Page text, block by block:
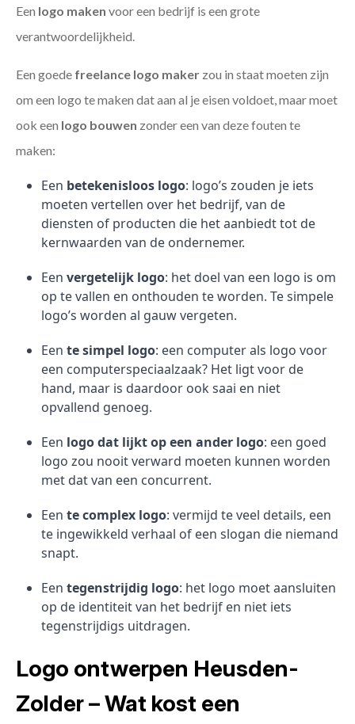
Een logo maken voor een bedrijf is een grote
verantwoordelijkheid.
Een goede freelance logo maker zou in staat moeten zijn
om een logo te maken dat aan al je eisen voldoet, maar moet
ook een logo bouwen zonder een van deze fouten te
maken:
Een betekenisloos logo: logo’s zouden je iets
moeten vertellen over het bedrijf, van de
diensten of producten die het aanbiedt tot de
kernwaarden van de ondernemer.
Een vergetelijk logo: het doel van een logo is om
op te vallen en onthouden te worden. Te simpele
logo’s worden al gauw vergeten.
Een te simpel logo: een computer als logo voor
een computerspeciaalzaak? Het ligt voor de
hand, maar is daardoor ook saai en niet
opvallend genoeg.
Een logo dat lijkt op een ander logo: een goed
logo zou nooit verward moeten kunnen worden
met dat van een concurrent.
Een te complex logo: vermijd te veel details, een
te ingewikkeld verhaal of een slogan die niemand
snapt.
Een tegenstrijdig logo: het logo moet aansluiten
op de identiteit van het bedrijf en niet iets
tegenstrijdigs uitdragen.
Logo ontwerpen Heusden-
Zolder – Wat kost een